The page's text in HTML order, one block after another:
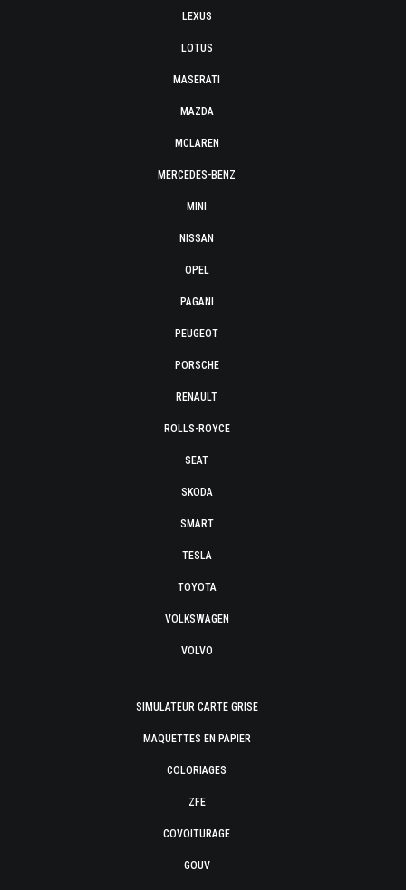
LEXUS
LOTUS
MASERATI
MAZDA
MCLAREN
MERCEDES-BENZ
MINI
NISSAN
OPEL
PAGANI
PEUGEOT
PORSCHE
RENAULT
ROLLS-ROYCE
SEAT
SKODA
SMART
TESLA
TOYOTA
VOLKSWAGEN
VOLVO
SIMULATEUR CARTE GRISE
MAQUETTES EN PAPIER
COLORIAGES
ZFE
COVOITURAGE
GOUV